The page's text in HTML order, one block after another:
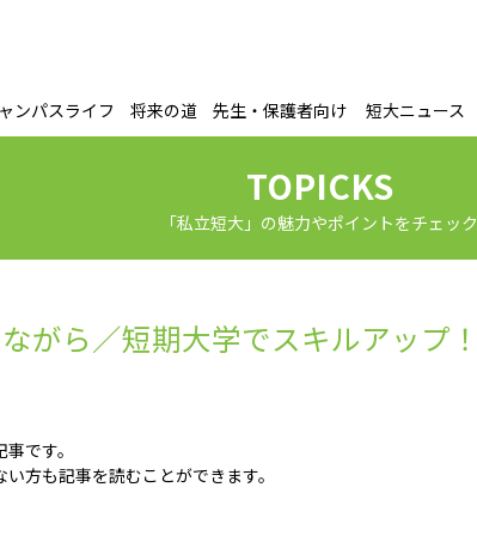
ンパスライフ 将来の道 先生・保護者向け 短大ニュース
TOPICKS
「私立短大」の魅力やポイントをチェック
がら／短期大学でスキルアップ！
です。
方も記事を読むことができます。